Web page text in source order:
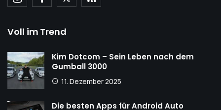
Voll im Trend
Kim Dotcom – Sein Leben nach dem
Gumball 3000
11. Dezember 2025
Die besten Apps für Android Auto